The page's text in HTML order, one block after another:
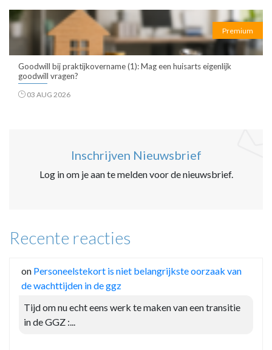
Premium
Goodwill bij praktijkovername (1): Mag een huisarts eigenlijk
goodwill vragen?
03 AUG 2026
Inschrijven Nieuwsbrief
Log in om je aan te melden voor de nieuwsbrief.
Recente reacties
on Personeelstekort is niet belangrijkste oorzaak van
de wachttijden in de ggz
Tijd om nu echt eens werk te maken van een transitie
in de GGZ :...